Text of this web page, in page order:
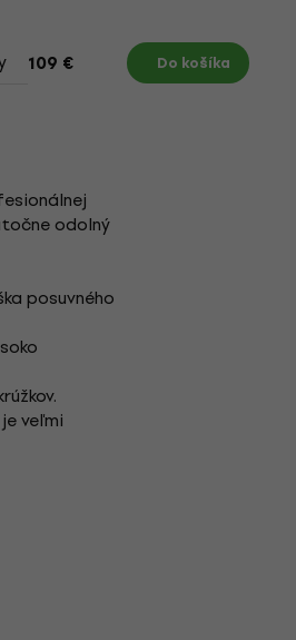
109 € Do košíka
odolný
posuvného
veľmi